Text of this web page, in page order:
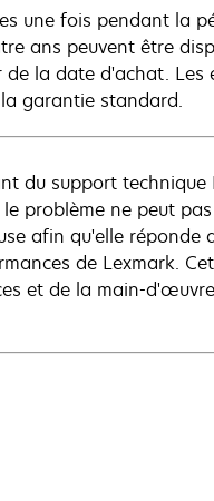
une fois pendant la
ans peuvent être
la date d'achat. Les
garantie standard.
du support technique
problème ne peut
afin qu'elle réponde
de Lexmark.
et de la main-